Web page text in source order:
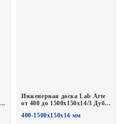
Инженерная доска Lab Arte
от 400 до 1500х150х14/3 Дуб
400-1500х150х14 мм